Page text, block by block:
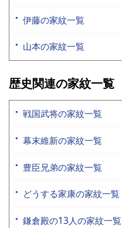
伊藤の家紋一覧
山本の家紋一覧
歴史関連の家紋一覧
戦国武将の家紋一覧
幕末維新の家紋一覧
豊臣兄弟の家紋一覧
どうする家康の家紋一覧
鎌倉殿の13人の家紋一覧